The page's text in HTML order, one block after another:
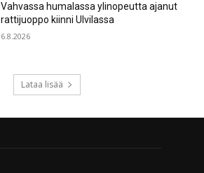
Vahvassa humalassa ylinopeutta ajanut
rattijuoppo kiinni Ulvilassa
6.8.2026
Lataa lisää